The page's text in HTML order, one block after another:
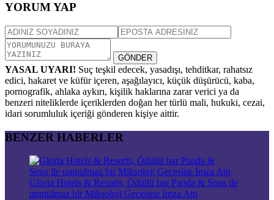
YORUM YAP
GÖNDER
YASAL UYARI! Suç teşkil edecek, yasadışı, tehditkar, rahatsız
edici, hakaret ve küfür içeren, aşağılayıcı, küçük düşürücü, kaba,
pornografik, ahlaka aykırı, kişilik haklarına zarar verici ya da
benzeri niteliklerde içeriklerden doğan her türlü mali, hukuki, cezai,
idari sorumluluk içeriği gönderen kişiye aittir.
BENZER HABERLER
Gloria Hotels & Resorts, Ödüllü bar Panda & Sons ile
unutulmaz bir Miksoloji Gecesine İmza Attı